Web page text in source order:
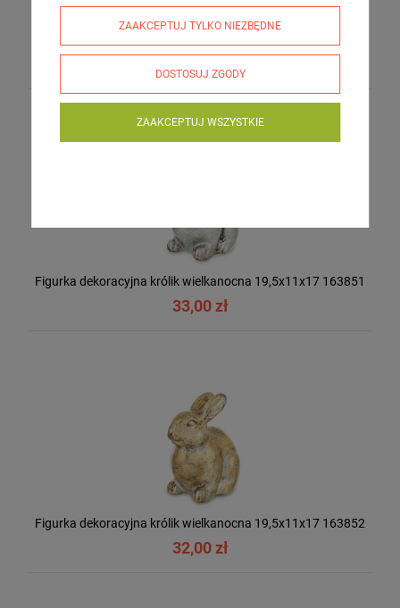
Figurka dekoracyjna królik wielkanocna 19,5x11x17 163851
33,00 zł
Figurka dekoracyjna królik wielkanocna 19,5x11x17 163852
32,00 zł
ZAAKCEPTUJ TYLKO NIEZBĘDNE
DOSTOSUJ ZGODY
ZAAKCEPTUJ WSZYSTKIE